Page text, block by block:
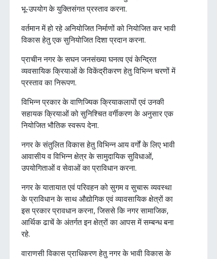
भू-उपयोग के युक्तिसंगत प्रस्ताव करना.
वर्तमान में हो रहे अनियोजित निर्माणों को नियोजित कर भावी
विकास हेतु एक सुनियोजित दिशा प्रदान करना.
प्राचीन नगर के सघन जनसंख्या घनत्व एवं केन्द्रित
व्यवसायिक क्रियाओं के विकेंद्रीकरण हेतु विभिन्न चरणों में
प्रस्ताव का निरूपण.
विभिन्न प्रकार के वाणिज्यिक क्रियाकलापों एवं उनकी
सहायक क्रियाओं को सुनिश्चित वर्गीकरण के अनुसार एक
नियोजित भौतिक स्वरूप देना.
नगर के संतुलित विकास हेतु विभिन्न आय वर्गों के लिए भावी
आवासीय व विभिन्न क्षेत्र के सामुदायिक सुविधाओं,
उपयोगिताओं व सेवाओं का प्राविधान करना.
नगर के यातायात एवं परिवहन को सुगम व सुचारू व्यवस्था
के प्राविधान के साथ औद्योगिक एवं व्यावसायिक क्षेत्रों का
इस प्रकार प्रावधान करना, जिससे कि नगर सामाजिक,
आर्थिक ढाचें के अंतर्गत इन क्षेत्रों का आपस में सम्बन्ध बना
रहे.
वाराणसी विकास प्राधिकरण हेतु नगर के भावी विकास के